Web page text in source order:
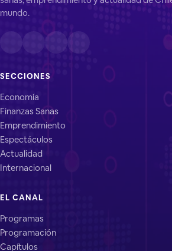
mundo.
SECCIONES
Economía
Finanzas Sanas
Emprendimiento
Espectáculos
Actualidad
Internacional
EL CANAL
Programas
Programación
Capítulos